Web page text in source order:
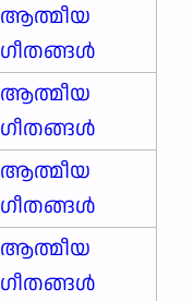
ആത്മീയ
ഗീതങ്ങൾ
ആത്മീയ
ഗീതങ്ങൾ
ആത്മീയ
ഗീതങ്ങൾ
ആത്മീയ
ഗീതങ്ങൾ